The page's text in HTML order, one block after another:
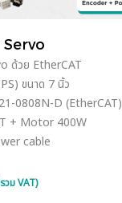
ด้วย EtherCAT
ขนาด 7 นิ้ว
0808N-D (EtherCAT)
+ Motor 400W
cable
วม VAT)